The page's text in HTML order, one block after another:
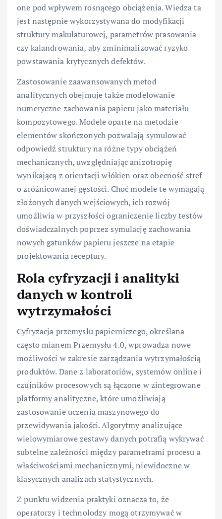
one pod wpływem rosnącego obciążenia. Wiedza ta
jest następnie wykorzystywana do modyfikacji
struktury makulaturowej, parametrów prasowania
czy kalandrowania, aby zminimalizować ryzyko
powstawania krytycznych defektów.
Zastosowanie zaawansowanych metod
analitycznych obejmuje także modelowanie
numeryczne zachowania papieru jako materiału
kompozytowego. Modele oparte na metodzie
elementów skończonych pozwalają symulować
odpowiedź struktury na różne typy obciążeń
mechanicznych, uwzględniając anizotropię
wynikającą z orientacji włókien oraz obecność stref
o zróżnicowanej gęstości. Choć modele te wymagają
złożonych danych wejściowych, ich rozwój
umożliwia w przyszłości ograniczenie liczby testów
doświadczalnych poprzez symulację zachowania
nowych gatunków papieru jeszcze na etapie
projektowania receptury.
Rola cyfryzacji i analityki
danych w kontroli
wytrzymałości
Cyfryzacja przemysłu papierniczego, określana
często mianem Przemysłu 4.0, wprowadza nowe
możliwości w zakresie zarządzania wytrzymałością
produktów. Dane z laboratoriów, systemów online i
czujników procesowych są łączone w zintegrowane
platformy analityczne, które umożliwiają
zastosowanie uczenia maszynowego do
przewidywania jakości. Algorytmy analizujące
wielowymiarowe zestawy danych potrafią wykrywać
subtelne zależności między parametrami procesu a
właściwościami mechanicznymi, niewidoczne w
klasycznych analizach statystycznych.
Z punktu widzenia praktyki oznacza to, że
operatorzy i technolodzy mogą otrzymywać w